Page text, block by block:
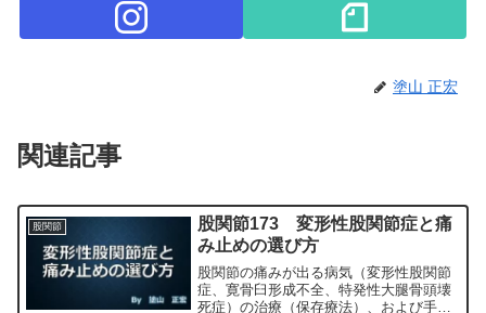
塗山 正宏
関連記事
股関節
股関節173 変形性股関節症と痛
み止めの選び方
股関節の痛みが出る病気（変形性股関節
症、寛骨臼形成不全、特発性大腿骨頭壊
死症）の治療（保存療法）、および手術